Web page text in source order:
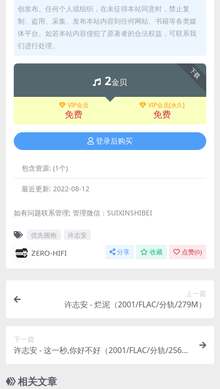
创发布。任何个人或组织，在未征得本站同意时，禁止复
制、盗用、采集、发布本站内容到任何网站、书籍等各类媒
体平台。如若本站内容侵犯了原著者的合法权益，可联系我
们进行处理。
下载
2金贝
VIP会员
免费
VIP会员[永久]
免费
登录后购买
包含资源: (1个)
最近更新: 2022-08-12
如有问题联系管理; 管理微信：SUIXINSHIBEI
优先拥抱 许志安
ZERO-HIFI 分享 收藏 点赞(0)
上一篇
许志安 - 烂泥（2001/FLAC/分轨/279M）
下一篇
许志安 - 这一秒,你好不好（2001/FLAC/分轨/256
相关文章